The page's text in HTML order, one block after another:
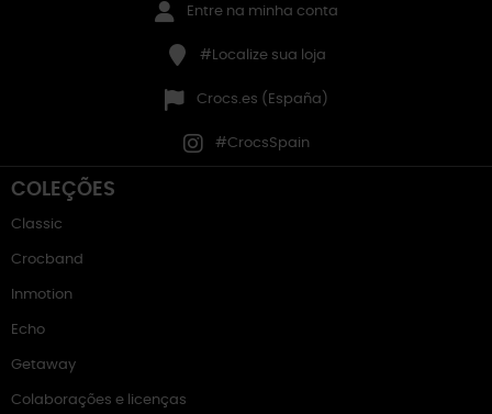
Entre na minha conta
#Localize sua loja
Crocs.es (España)
#CrocsSpain
COLEÇÕES
Classic
Crocband
Inmotion
Echo
Getaway
Colaborações e licenças